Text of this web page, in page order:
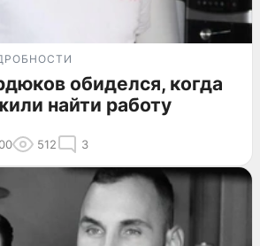
обиделся, когда
найти работу
512 3